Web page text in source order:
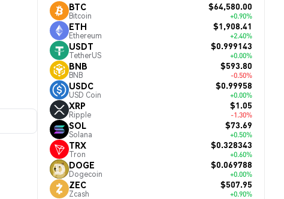
BTC
Bitcoin
$64,580.00
+0.90%
ETH
Ethereum
$1,908.41
+2.40%
USDT
TetherUS
$0.999143
+0.00%
BNB
BNB
$593.80
-0.50%
USDC
USD Coin
$0.99958
+0.00%
XRP
Ripple
$1.05
-1.30%
SOL
Solana
$73.69
+0.50%
TRX
Tron
$0.328343
+0.60%
DOGE
Dogecoin
$0.069788
+0.00%
ZEC
Zcash
$507.95
+0.90%